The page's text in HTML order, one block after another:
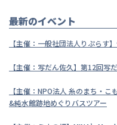
最新のイベント
【主催：一般社団法人りぷらす
【主催：写だん佐久】第12回写
【主催：NPO法人 糸のまち・
&純水館跡地めぐりバスツアー